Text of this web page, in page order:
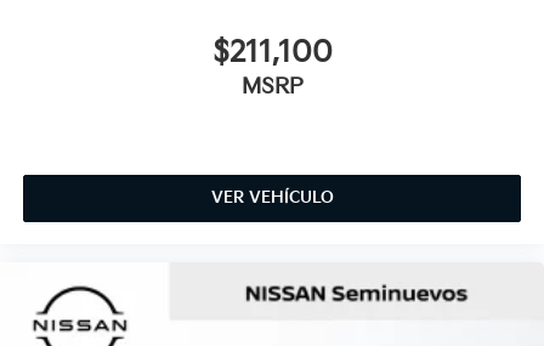
$211,100
MSRP
VER VEHÍCULO